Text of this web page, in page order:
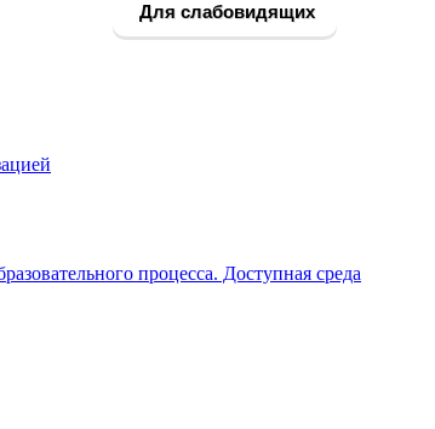
Для слабовидящих
процесса. Доступная среда